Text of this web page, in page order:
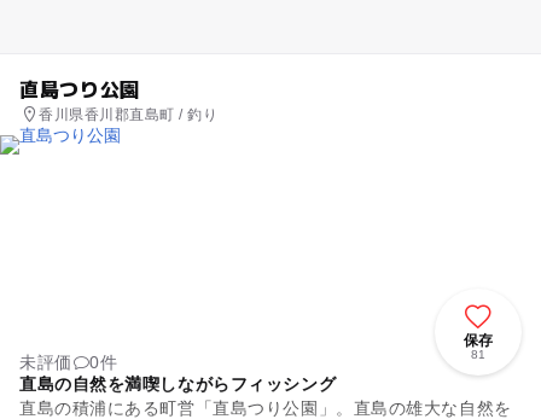
直島つり公園
香川県香川郡直島町 / 釣り
保存
81
未評価
0件
直島の自然を満喫しながらフィッシング
直島の積浦にある町営「直島つり公園」。直島の雄大な自然を